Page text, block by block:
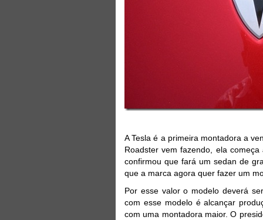
A Tesla é a primeira montadora a
Roadster vem fazendo, ela
confirmou que fará um sedan de
que a marca agora quer fazer um
Por esse valor o modelo deverá
com esse modelo é alcançar
com uma montadora maior. O